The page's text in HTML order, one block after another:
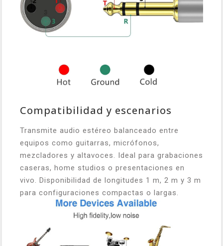
Compatibilidad y escenarios
Transmite audio estéreo balanceado entre
equipos como guitarras, micrófonos,
mezcladores y altavoces. Ideal para grabaciones
caseras, home studios o presentaciones en
vivo. Disponibilidad de longitudes 1 m, 2 m y 3 m
para configuraciones compactas o largas.